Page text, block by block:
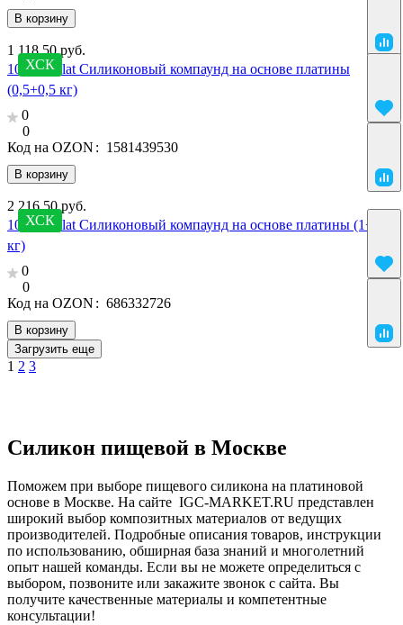
В корзину
ХСК
1 118.50 руб.
10 SilcoPlat Силиконовый компаунд на основе платины
(0,5+0,5 кг)
0
0
В корзину
Код на OZON : 1581439530
ХСК
2 216.50 руб.
10 SilcoPlat Силиконовый компаунд на основе платины (1+1
кг)
0
0
В корзину
Код на OZON : 686332726
Загрузить еще
1 2 3
Силикон пищевой в Москве
Поможем при выборе пищевого силикона на платиновой
основе в Москве. На сайте IGC-MARKET.RU представлен
широкий выбор композитных материалов от ведущих
производителей. Подробные описания товаров, инструкции
по использованию, обширная база знаний и многолетний
опыт нашей команды. Если вы не можете определиться с
выбором, позвоните или закажите звонок с сайта. Вы
получите качественные материалы и компетентные
консультации!